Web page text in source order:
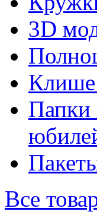
3D
Клише
Папки
Все